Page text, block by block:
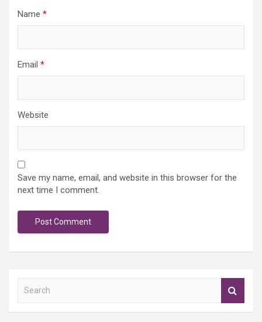
Name *
Email *
Website
Save my name, email, and website in this browser for the
next time I comment.